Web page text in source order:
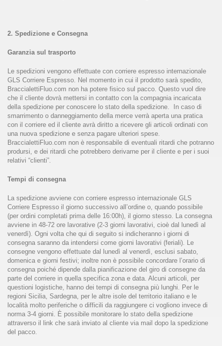
2. Spedizione e Consegna
Garanzia sul trasporto
Le spedizioni vengono effettuate con corriere espresso internazionale
GLS Corriere Espresso. Nel momento in cui il prodotto sarà spedito,
BraccialettiFluo.com non ha potere fisico sul pacco. Questo vuol dire
che il cliente dovrà mettersi in contatto con la compagnia incaricata
della spedizione per conoscere lo stato della spedizione. In caso di
smarrimento o danneggiamento della merce verrà aperta una pratica
con il corriere ed il cliente avrà diritto a ricevere gli articoli ordinati con
una nuova spedizione e senza pagare ulteriori spese.
BraccialettiFluo.com non è responsabile di eventuali ritardi che potranno
prodursi, e dei ritardi che potrebbero derivarne per il cliente e per i suoi
relativi “clienti”.
Tempi di consegna
La spedizione avviene con corriere espresso internazionale GLS
Corriere Espresso il giorno successivo all’ordine o, quando possibile
(per ordini completati prima delle 16:00h), il giorno stesso. La consegna
avviene in 48-72 ore lavorative (2-3 giorni lavorativi, cioè dal lunedì al
venerdì). Ogni volta che qui di seguito si indicheranno i giorni di
consegna saranno da intendersi come giorni lavorativi (feriali). Le
consegne vengono effettuate dal lunedì al venerdì, esclusi sabato,
domenica e giorni festivi; inoltre non è possibile concordare l’orario di
consegna poiché dipende dalla pianificazione del giro di consegne da
parte del corriere in quella specifica zona e data. Alcuni articoli, per
questioni logistiche, hanno dei tempi di consegna più lunghi. Per le
regioni Sicilia, Sardegna, per le altre isole del territorio italiano e le
località molto periferiche o difficili da raggiungere ci vogliono invece di
norma 3-4 giorni. È possibile monitorare lo stato della spedizione
attraverso il link che sarà inviato al cliente via mail dopo la spedizione
del pacco.